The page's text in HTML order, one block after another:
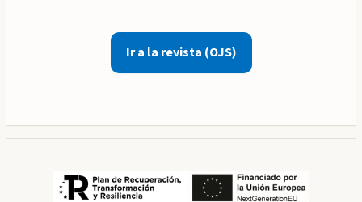
Ir a la revista (OJS)